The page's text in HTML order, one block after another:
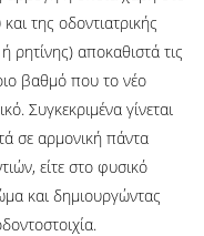
της οδοντιατρικής
ρητίνης) αποκαθιστά τις
βαθμό που το νέο
Συγκεκριμένα γίνεται
σε αρμονική πάντα
είτε στο φυσικό
και δημιουργώντας